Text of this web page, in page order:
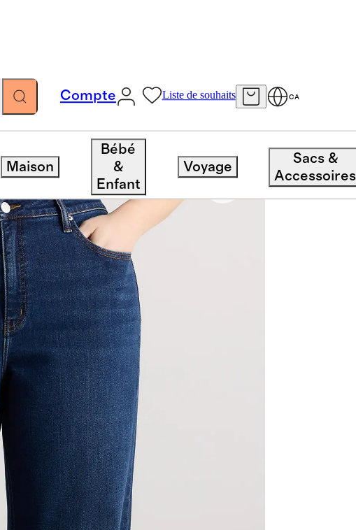
Compte Liste de souhaits CA
Maison
Bébé
&
Enfant
Voyage
Sacs &
Accessoires